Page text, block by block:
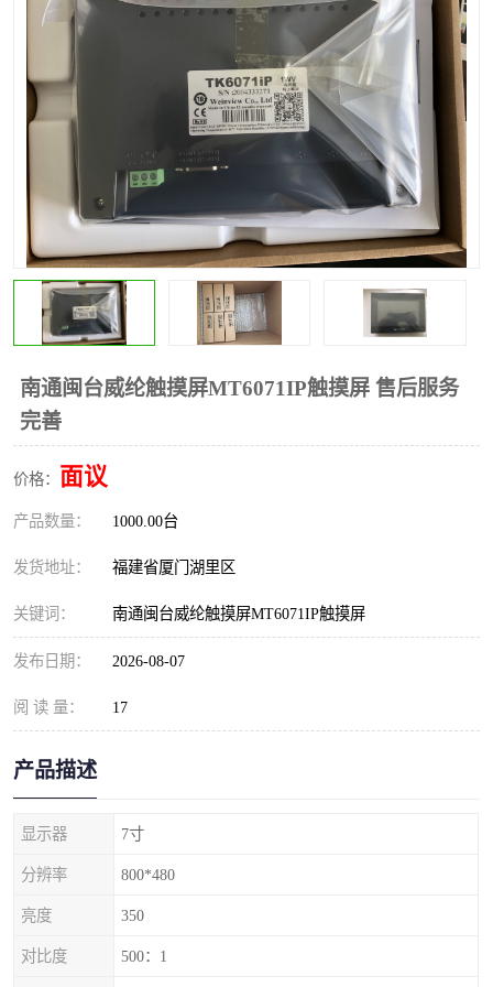
南通闽台威纶触摸屏MT6071IP触摸屏 售后服务
完善
价格： 面议
产品数量： 1000.00台
发货地址： 福建省厦门湖里区
关键词： 南通闽台威纶触摸屏MT6071IP触摸屏
发布日期： 2026-08-07
阅 读 量： 17
产品描述
显示器 7寸
分辨率 800*480
亮度 350
对比度 500：1
其他
ABB 安士能开关
克罗地亚 普洛菲斯触摸屏
魏德米勒继电器 施迈赛限位开关